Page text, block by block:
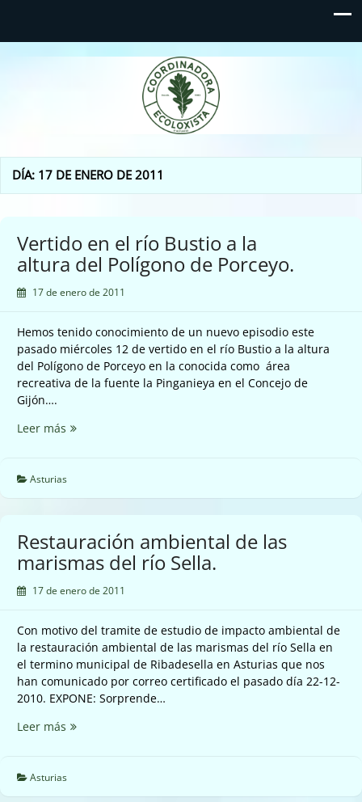
Coordinadora Ecoloxista
d'Asturies
DÍA: 17 DE ENERO DE 2011
Vertido en el río Bustio a la
altura del Polígono de Porceyo.
17 de enero de 2011
Hemos tenido conocimiento de un nuevo episodio este
pasado miércoles 12 de vertido en el río Bustio a la altura
del Polígono de Porceyo en la conocida como área
recreativa de la fuente la Pinganieya en el Concejo de
Gijón….
Leer más Vertido
río
Bustio
altura
del
de
Asturias
Restauración ambiental de las
marismas del río Sella.
17 de enero de 2011
Con motivo del tramite de estudio de impacto ambiental de
la restauración ambiental de las marismas del río Sella en
el termino municipal de Ribadesella en Asturias que nos
han comunicado por correo certificado el pasado día 22-12-
2010. EXPONE: Sorprende…
Leer más Restauración
las
marismas
Asturias